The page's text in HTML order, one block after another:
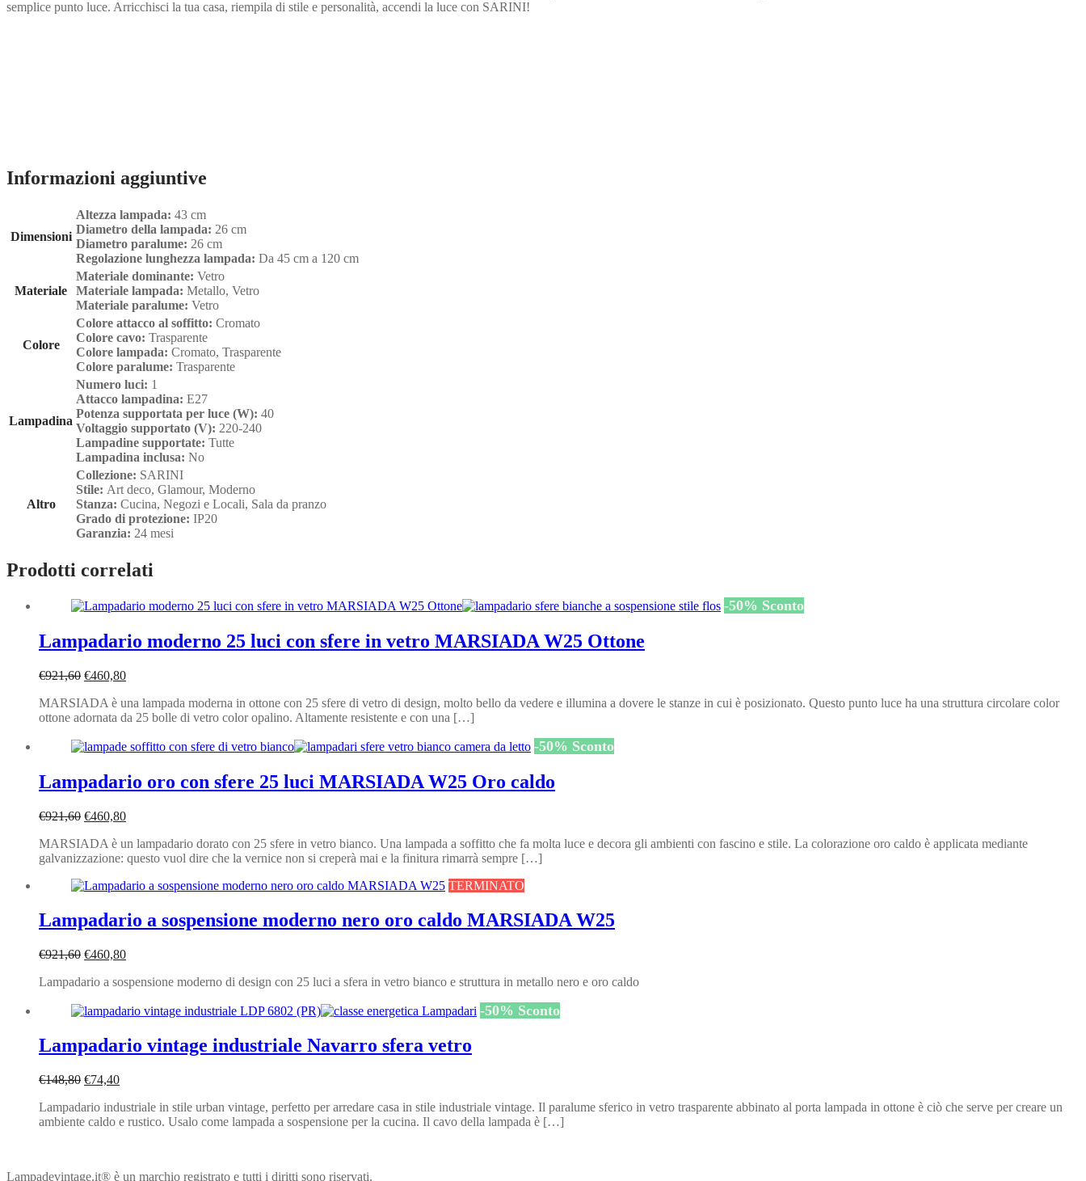
semplice punto luce. Arricchisci la tua casa, riempila di stile e personalità, accendi la luce con SARINI!
Informazioni aggiuntive
Dimensioni
Altezza lampada: 43 cm
Diametro della lampada: 26 cm
Diametro paralume: 26 cm
Regolazione lunghezza lampada: Da 45 cm a 120 cm
Materiale
Materiale dominante: Vetro
Materiale lampada: Metallo, Vetro
Materiale paralume: Vetro
Colore
Colore attacco al soffitto: Cromato
Colore cavo: Trasparente
Colore lampada: Cromato, Trasparente
Colore paralume: Trasparente
Lampadina
Numero luci: 1
Attacco lampadina: E27
Potenza supportata per luce (W): 40
Voltaggio supportato (V): 220-240
Lampadine supportate: Tutte
Lampadina inclusa: No
Altro
Collezione: SARINI
Stile: Art deco, Glamour, Moderno
Stanza: Cucina, Negozi e Locali, Sala da pranzo
Grado di protezione: IP20
Garanzia: 24 mesi
Prodotti correlati
-50% Sconto
Lampadario moderno 25 luci con sfere in vetro MARSIADA W25 Ottone
€921,60 Il
originale
era:
€460,80Il
attuale
è:
MARSIADA è una lampada moderna in ottone con 25 sfere di vetro di design, molto bello da vedere e illumina a dovere le stanze in cui è posizionato. Questo punto luce ha una struttura circolare color
ottone adornata da 25 bolle di vetro color opalino. Altamente resistente e con una […]
-50% Sconto
Lampadario oro con sfere 25 luci MARSIADA W25 Oro caldo
€921,60 Il
originale
era:
€460,80Il
attuale
è:
MARSIADA è un lampadario dorato con 25 sfere in vetro bianco. Una lampada a soffitto che fa molta luce e decora gli ambienti con fascino e stile. La colorazione oro caldo è applicata mediante
galvanizzazione: questo vuol dire che la vernice non si creperà mai e la finitura rimarrà sempre […]
TERMINATO
Lampadario a sospensione moderno nero oro caldo MARSIADA W25
€921,60 Il
originale
€921,60.
€460,80Il
attuale
€460,80.
Lampadario a sospensione moderno di design con 25 luci a sfera in vetro bianco e struttura in metallo nero e oro caldo
-50% Sconto
Lampadario vintage industriale Navarro sfera vetro
€148,80 Il
originale
era:
€74,40Il
attuale
è:
Lampadario industriale in stile urban vintage, perfetto per arredare casa in stile industriale vintage. Il paralume sferico in vetro trasparente abbinato al porta lampada in ottone è ciò che serve per creare un
ambiente caldo e rustico. Usalo come lampada a sospensione per la cucina. Il cavo della lampada è […]
Lampadevintage.it® è un marchio registrato e tutti i diritti sono riservati.